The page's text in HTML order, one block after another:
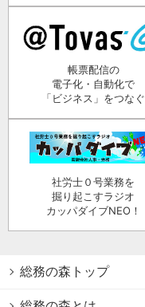
帳票配信の
電子化・自動化で
「ビジネス」をつなぐ
社労士０号業務を
掘り起こすラジオ
カッパダイブNEO！
総務の森トップ